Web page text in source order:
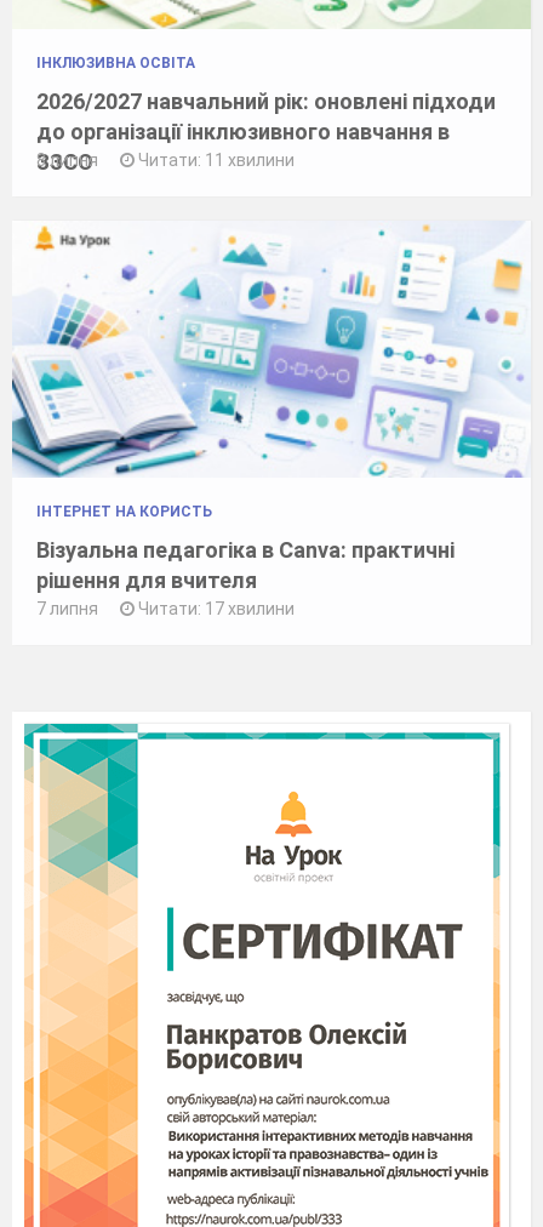
ІНКЛЮЗИВНА ОСВІТА
2026/2027 навчальний рік: оновлені підходи
до організації інклюзивного навчання в
ЗЗСО
8 липня Читати: 11 хвилини
ІНТЕРНЕТ НА КОРИСТЬ
Візуальна педагогіка в Canva: практичні
рішення для вчителя
7 липня Читати: 17 хвилини